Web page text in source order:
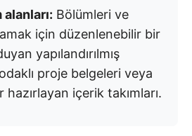
alanları: Bölümleri ve
için düzenlenebilir bir
yapılandırılmış
proje belgeleri veya
hazırlayan içerik takımları.